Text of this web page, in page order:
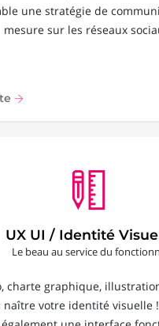
une stratégie de
mesure sur les réseaux
UX UI / Identité
Le beau au service du
charte graphique,
naître votre identité visuelle